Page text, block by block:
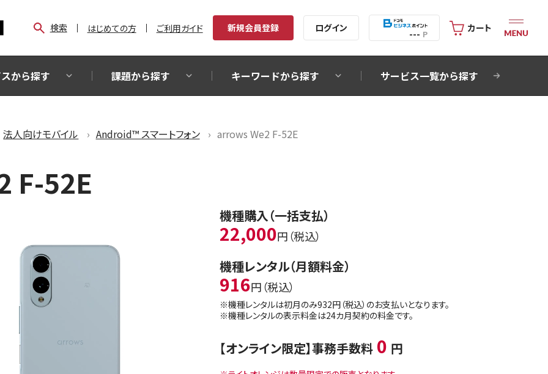
検索 はじめての方 ご利用ガイド 新規会員登録 ログイン --- P
カート
から探す 課題から探す キーワードから探す サービス一覧から探す
法人向けモバイル Android™ スマートフォン arrows We2 F-52E
F-52E
機種購入（一括支払）
22,000円（税込）
機種レンタル（月額料金）
916円（税込）
※機種レンタルは初月のみ932円（税込）のお支払いとなります。
※機種レンタルの表示料金は24カ月契約の料金です。
【オンライン限定】事務手数料 0 円